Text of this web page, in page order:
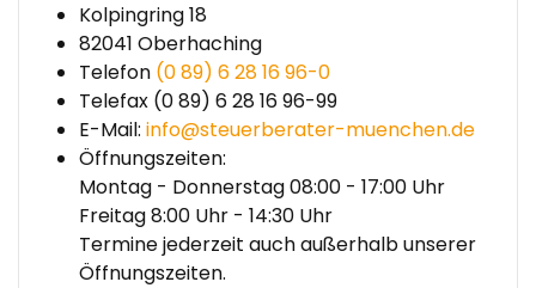
Kolpingring 18
82041 Oberhaching
Telefon (0 89) 6 28 16 96-0
Telefax (0 89) 6 28 16 96-99
E-Mail: info@steuerberater-muenchen.de
Öffnungszeiten:
Montag - Donnerstag 08:00 - 17:00 Uhr
Freitag 8:00 Uhr - 14:30 Uhr
Termine jederzeit auch außerhalb unserer
Öffnungszeiten.